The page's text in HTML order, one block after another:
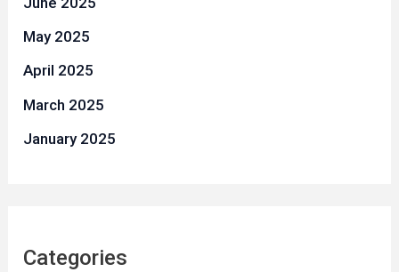
May 2025
April 2025
March 2025
January 2025
Categories